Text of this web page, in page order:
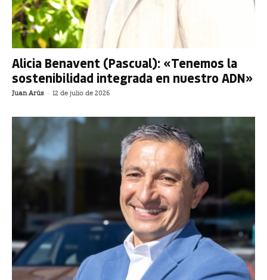
Alicia Benavent (Pascual): «Tenemos la
sostenibilidad integrada en nuestro ADN»
Juan Arús - 12 de julio de 2026